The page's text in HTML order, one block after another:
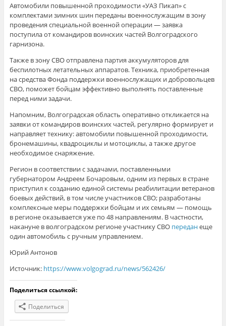
Автомобили повышенной проходимости «УАЗ Пикап» с
комплектами зимних шин переданы военнослужащим в зону
проведения специальной военной операции — заявка
поступила от командиров воинских частей Волгоградского
гарнизона.
Также в зону СВО отправлена партия аккумуляторов для
беспилотных летательных аппаратов. Техника, приобретенная
на средства Фонда поддержки военнослужащих и добровольцев
СВО, поможет бойцам эффективно выполнять поставленные
перед ними задачи.
Напомним, Волгоградская область оперативно откликается на
заявки от командиров воинских частей, регулярно формирует и
направляет технику: автомобили повышенной проходимости,
бронемашины, квадроциклы и мотоциклы, а также другое
необходимое снаряжение.
Регион в соответствии с задачами, поставленными
губернатором Андреем Бочаровым, одним из первых в стране
приступил к созданию единой системы реабилитации ветеранов
боевых действий, в том числе участников СВО; разработаны
комплексные меры поддержки бойцам и их семьям — помощь
в регионе оказывается уже по 48 направлениям. В частности,
накануне в волгоградском регионе участнику СВО переданеще
один автомобиль с ручным управлением.
Юрий Антонов
Источник: https://www.volgograd.ru/news/562426/
Поделиться ссылкой:
Поделиться